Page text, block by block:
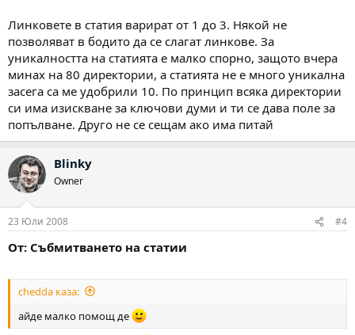
Линковете в статия варират от 1 до 3. Някой не
позволяват в бодито да се слагат линкове. За
уникалността на статията е малко спорно, защото вчера
минах на 80 директории, а статията не е много уникална
засега са ме удобрили 10. По принцип всяка директории
си има изискване за ключови думи и ти се дава поле за
попълване. Друго не се сещам ако има питай
Blinky
Owner
23 Юли 2008 #4
От: Събмитването на статии
chedda каза:
айде малко помощ де